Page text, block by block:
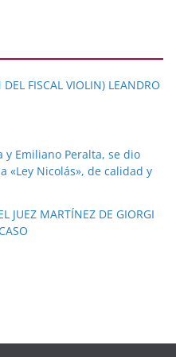
FISCAL VIOLIN) LEANDRO
y Emiliano Peralta, se dio
«Ley Nicolás», de calidad y
JUEZ MARTÍNEZ DE GIORGI